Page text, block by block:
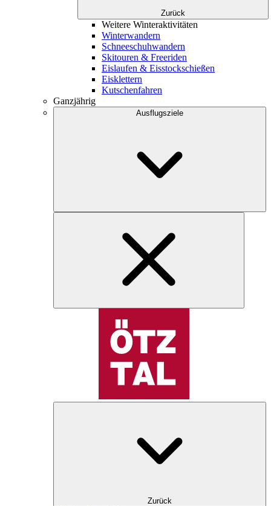
Zurück
Weitere Winteraktivitäten
Winterwandern
Schneeschuhwandern
Skitouren & Freeriden
Eislaufen & Eisstockschießen
Eisklettern
Kutschenfahren
Ganzjährig
Ausflugsziele
Zurück